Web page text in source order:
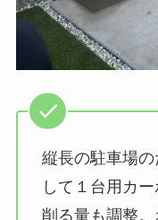
縦長の駐車場
して１台用カ
削る量も調整